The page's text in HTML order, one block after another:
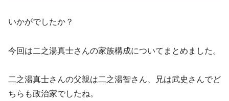
いかがでしたか？
今回は二之湯真士さんの家族構成についてまとめました。
二之湯真士さんの父親は二之湯智さん、兄は武史さんでど
ちらも政治家でしたね。